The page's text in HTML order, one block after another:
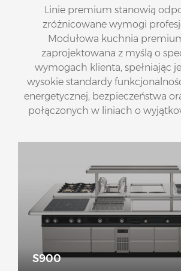
Linie premium stanowią
zróżnicowane wymogi
Modułowa kuchnia
zaprojektowana z myślą o
wymogach klienta, spełniając
wysokie standardy
energetycznej, bezpieczeństwa
połączonych w liniach o
S900